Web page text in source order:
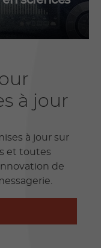
à jour
à jour sur
et toutes
de